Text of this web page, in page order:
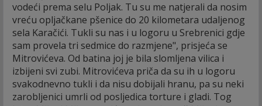
vodeći prema selu Poljak. Tu su me natjerali da nosim
vreću opljačkane pšenice do 20 kilometara udaljenog
sela Karačići. Tukli su nas i u logoru u Srebrenici gdje
sam provela tri sedmice do razmjene", prisjeća se
Mitrovićeva. Od batina joj je bila slomljena vilica i
izbijeni svi zubi. Mitrovićeva priča da su ih u logoru
svakodnevno tukli i da nisu dobijali hranu, pa su neki
zarobljenici umrli od posljedica torture i gladi. Tog